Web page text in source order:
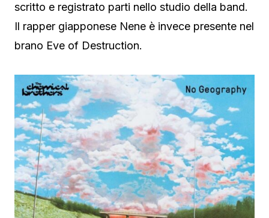
scritto e registrato parti nello studio della band.
Il rapper giapponese Nene è invece presente nel
brano Eve of Destruction.